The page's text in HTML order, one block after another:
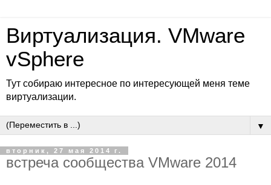
Виртуализация. VMware
vSphere
Тут собираю интересное по интересующей меня теме
виртуализации.
▼
вторник, 27 мая 2014 г.
встреча сообщества VMware 2014